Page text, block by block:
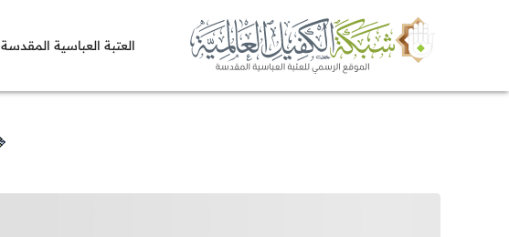
العتبة العباسية المقدسة